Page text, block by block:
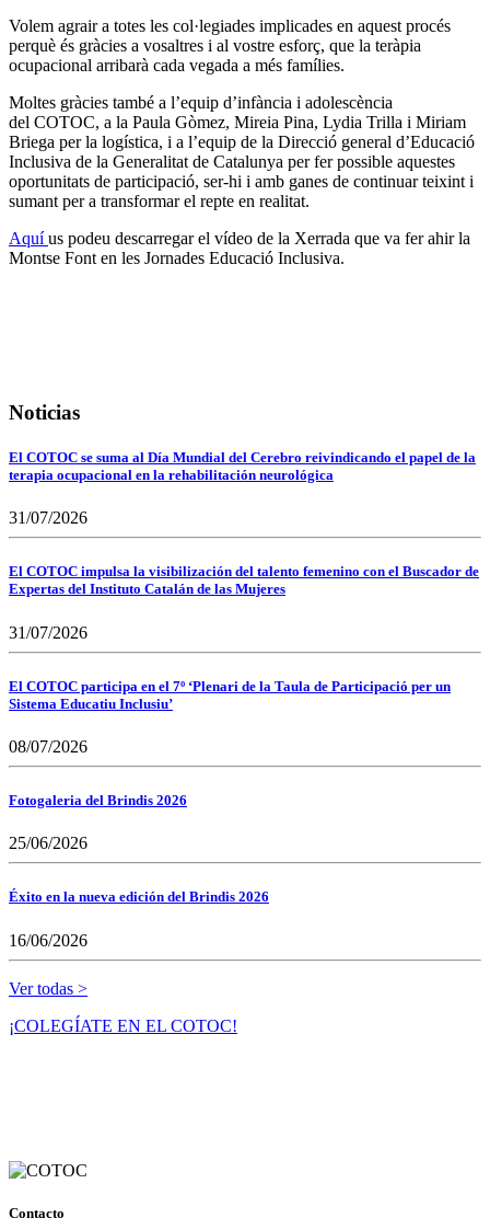
Volem agrair a totes les col·legiades implicades en aquest procés
perquè és gràcies a vosaltres i al vostre esforç, que la teràpia
ocupacional arribarà cada vegada a més famílies.
Moltes gràcies també a l’equip d’infància i adolescència
del COTOC, a la Paula Gòmez, Mireia Pina, Lydia Trilla i Miriam
Briega per la logística, i a l’equip de la Direcció general d’Educació
Inclusiva de la Generalitat de Catalunya per fer possible aquestes
oportunitats de participació, ser-hi i amb ganes de continuar teixint i
sumant per a transformar el repte en realitat.
Aquíus podeu descarregar el vídeo de la Xerrada que va fer ahir la
Montse Font en les Jornades Educació Inclusiva.
Noticias
El COTOC se suma al Día Mundial del Cerebro reivindicando el papel de la
terapia ocupacional en la rehabilitación neurológica
31/07/2026
El COTOC impulsa la visibilización del talento femenino con el Buscador de
Expertas del Instituto Catalán de las Mujeres
31/07/2026
El COTOC participa en el 7º ‘Plenari de la Taula de Participació per un
Sistema Educatiu Inclusiu’
08/07/2026
Fotogaleria del Brindis 2026
25/06/2026
Éxito en la nueva edición del Brindis 2026
16/06/2026
Ver todas >
¡COLEGÍATE EN EL COTOC!
Contacto